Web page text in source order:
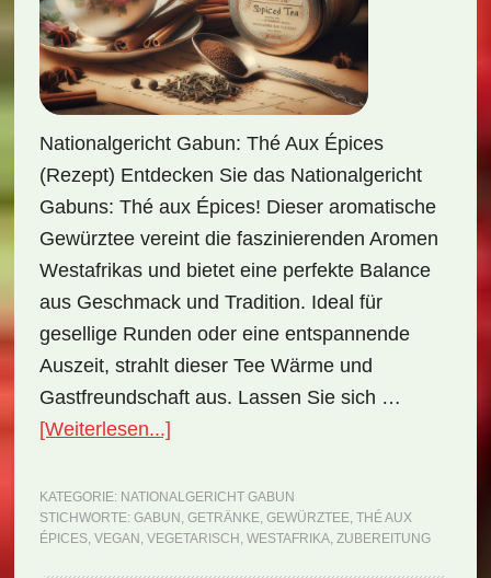
Nationalgericht Gabun: Thé Aux Épices
(Rezept) Entdecken Sie das Nationalgericht
Gabuns: Thé aux Épices! Dieser aromatische
Gewürztee vereint die faszinierenden Aromen
Westafrikas und bietet eine perfekte Balance
aus Geschmack und Tradition. Ideal für
gesellige Runden oder eine entspannende
Auszeit, strahlt dieser Tee Wärme und
Gastfreundschaft aus. Lassen Sie sich …
[Weiterlesen...]ÜberNationalgericht
Thé
aux
KATEGORIE: NATIONALGERICHT GABUN
STICHWORTE: GABUN , GETRÄNKE, GEWÜRZTEE, THÉ AUX
ÉPICES, VEGAN , VEGETARISCH , WESTAFRIKA, ZUBEREITUNG